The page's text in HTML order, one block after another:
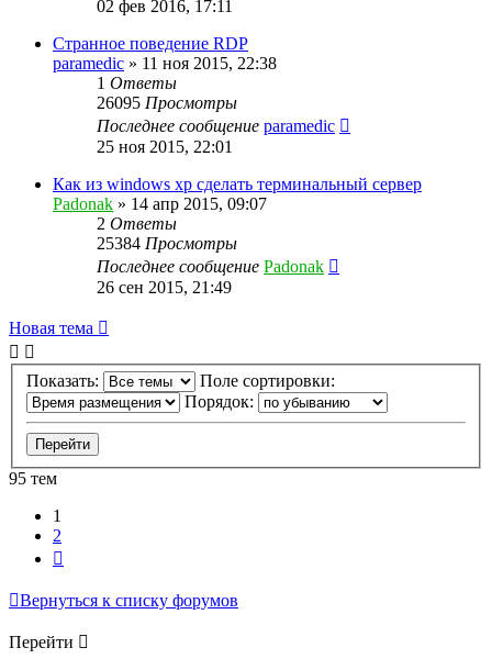
02 фев 2016, 17:11
Странное поведение RDP
paramedic » 11 ноя 2015, 22:38
1 Ответы
26095 Просмотры
Последнее сообщение paramedic
25 ноя 2015, 22:01
Как из windows xp сделать терминальный сервер
Padonak » 14 апр 2015, 09:07
2 Ответы
25384 Просмотры
Последнее сообщение Padonak
26 сен 2015, 21:49
Новая тема
Показать:
Поле сортировки:
Порядок:
95 тем
1
2
Вернуться к списку форумов
Перейти